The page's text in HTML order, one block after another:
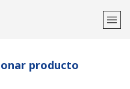
producto